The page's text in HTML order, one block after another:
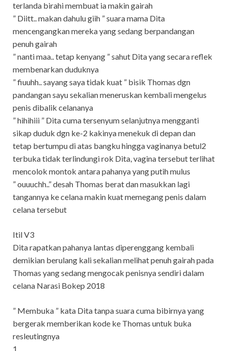
terlanda birahi membuat ia makin gairah
” Diitt.. makan dahulu giih ” suara mama Dita
mencengangkan mereka yang sedang berpandangan
penuh gairah
” nanti maa.. tetap kenyang ” sahut Dita yang secara reflek
membenarkan duduknya
” fiuuhh.. sayang saya tidak kuat ” bisik Thomas dgn
pandangan sayu sekalian meneruskan kembali mengelus
penis dibalik celananya
” hihihiii ” Dita cuma tersenyum selanjutnya mengganti
sikap duduk dgn ke-2 kakinya menekuk di depan dan
tetap bertumpu di atas bangku hingga vaginanya betul2
terbuka tidak terlindungi rok Dita, vagina tersebut terlihat
mencolok montok antara pahanya yang putih mulus
” ouuuchh..” desah Thomas berat dan masukkan lagi
tangannya ke celana makin kuat memegang penis dalam
celana tersebut
Itil V3
Dita rapatkan pahanya lantas diperenggang kembali
demikian berulang kali sekalian melihat penuh gairah pada
Thomas yang sedang mengocak penisnya sendiri dalam
celana Narasi Bokep 2018
” Membuka ” kata Dita tanpa suara cuma bibirnya yang
bergerak memberikan kode ke Thomas untuk buka
resleutingnya
1